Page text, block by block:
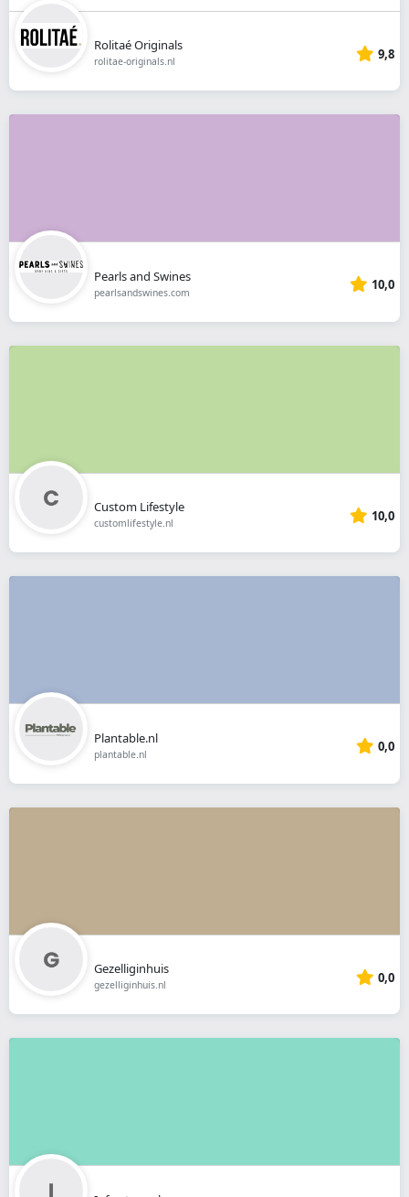
Rolitaé Originals
rolitae-originals.nl 9,8
Pearls and Swines
pearlsandswines.com 10,0
Custom Lifestyle
customlifestyle.nl 10,0
Plantable.nl
plantable.nl 0,0
Gezelliginhuis
gezelliginhuis.nl 0,0